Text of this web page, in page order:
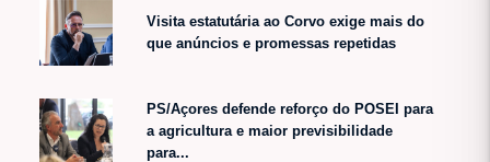
Visita estatutária ao Corvo exige mais do
que anúncios e promessas repetidas
PS/Açores defende reforço do POSEI para
a agricultura e maior previsibilidade
para...